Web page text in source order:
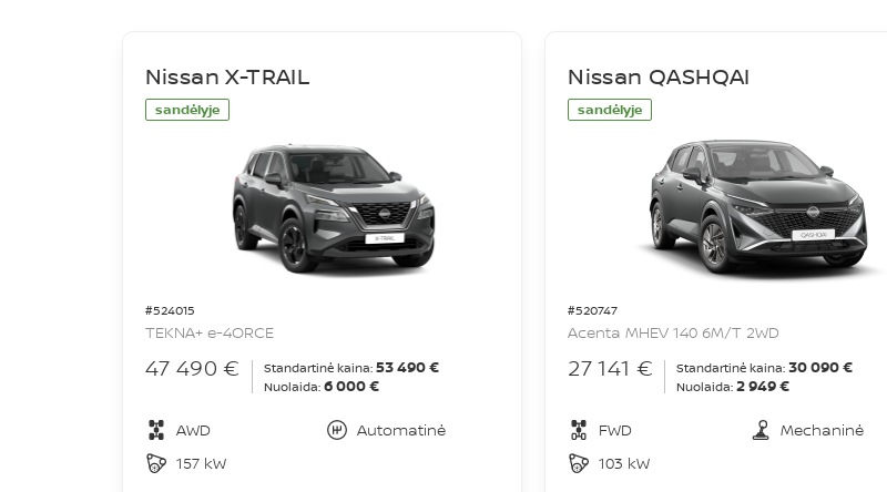
sandėlyje
#524015
Nissan X-TRAIL
TEKNA+ e-4ORCE
47 490 € Standartinė kaina: 53 490 €
Nuolaida: 6 000 €
AWD
Automatinė
157 kW
sandėlyje
#520747
Nissan QASHQAI
Acenta MHEV 140 6M/T 2WD
27 141 € Standartinė kaina: 30 090 €
Nuolaida: 2 949 €
FWD
Mechaninė
103 kW